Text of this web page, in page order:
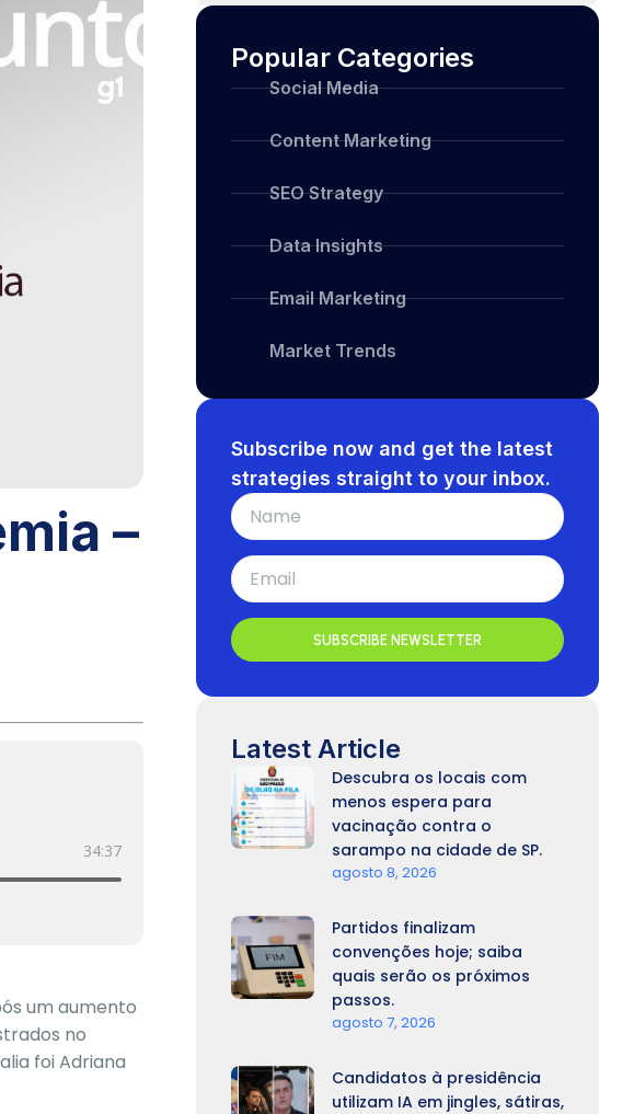
–
um aumento
no
foi Adriana
Popular Categories
Social Media
Content Marketing
SEO Strategy
Data Insights
Email Marketing
Market Trends
Subscribe now and get the latest
strategies straight to your inbox.
SUBSCRIBE NEWSLETTER
Latest Article
Descubra os locais com
menos espera para
vacinação contra o
sarampo na cidade de SP.
agosto 8, 2026
Partidos finalizam
convenções hoje; saiba
quais serão os próximos
passos.
agosto 7, 2026
Candidatos à presidência
utilizam IA em jingles, sátiras,